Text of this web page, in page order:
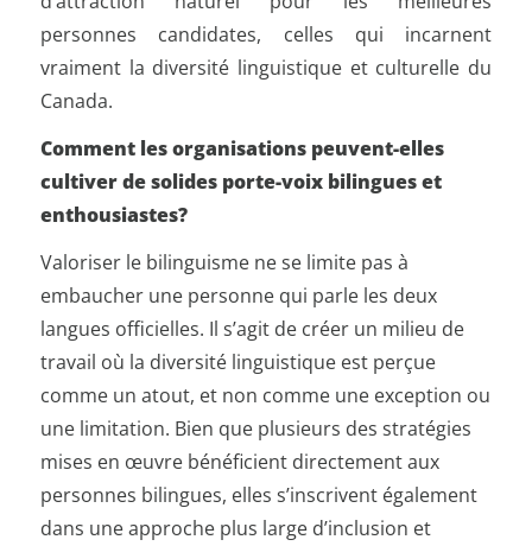
personnes candidates, celles qui incarnent
vraiment la diversité linguistique et culturelle du
Canada.
Comment les organisations peuvent-elles
cultiver de solides porte-voix bilingues et
enthousiastes?
Valoriser le bilinguisme ne se limite pas à
embaucher une personne qui parle les deux
langues officielles. Il s’agit de créer un milieu de
travail où la diversité linguistique est perçue
comme un atout, et non comme une exception ou
une limitation. Bien que plusieurs des stratégies
mises en œuvre bénéficient directement aux
personnes bilingues, elles s’inscrivent également
dans une approche plus large d’inclusion et